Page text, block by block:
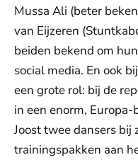
Mussa Ali (beter
van Eijzeren
beiden bekend om
social media. En ook
een grote rol: bij de
in een enorm,
Joost twee dansers bij
trainingspakken aan